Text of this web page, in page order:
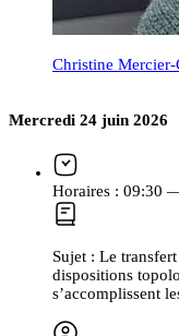
Christine
Mercredi 24 juin 2026
Horaires : 09:30
Sujet : Le
dispositions
s’accomplissent